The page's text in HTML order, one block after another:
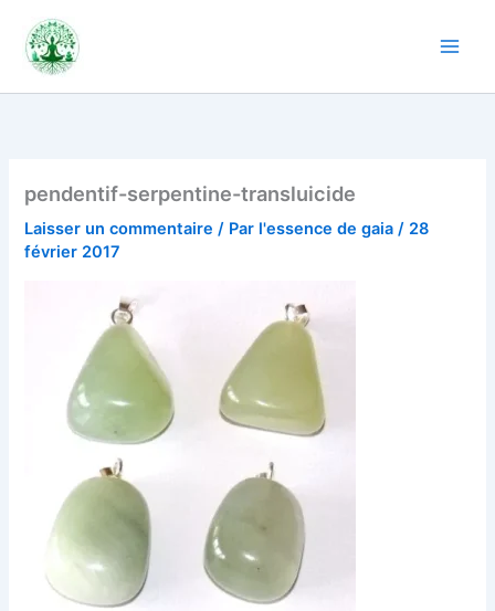
contenu
pendentif-serpentine-transluicide
Laisser un commentaire / Par l'essence de gaia/ 28
février 2017